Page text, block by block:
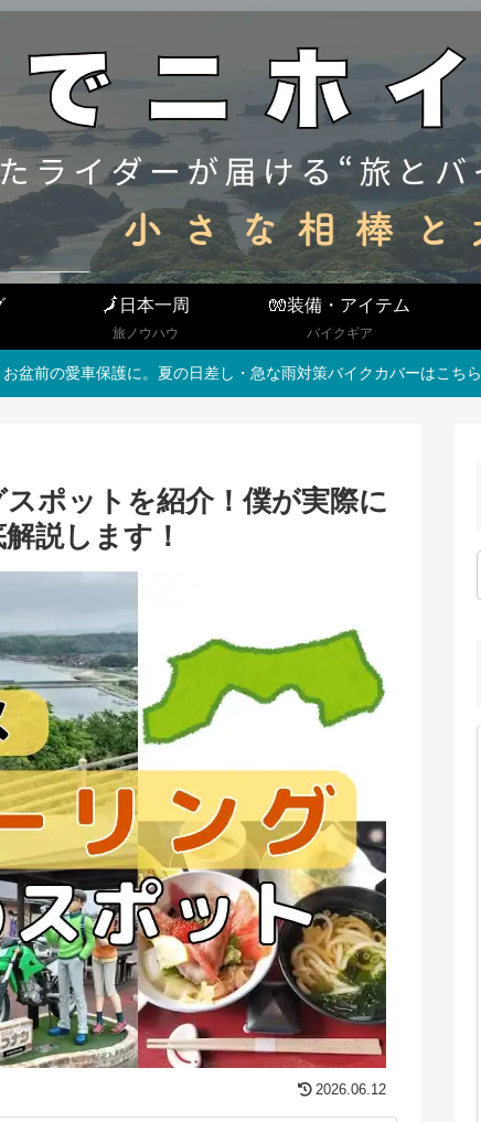
🗾日本一周
旅ノウハウ
🧤装備・アイテム
バイクギア
お盆前の愛車保護に。夏の日差し・急な雨対策バイクカバーはこちら
ポットを紹介！僕が実際に
説します！
2026.06.12